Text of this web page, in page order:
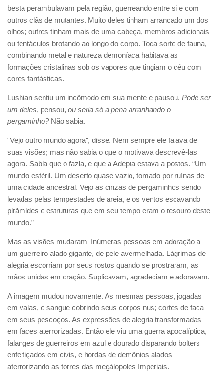
besta perambulavam pela região, guerreando entre si e com
outros clãs de mutantes. Muito deles tinham arrancado um dos
olhos; outros tinham mais de uma cabeça, membros adicionais
ou tentáculos brotando ao longo do corpo. Toda sorte de fauna,
combinando metal e natureza demoníaca habitava as
formações cristalinas sob os vapores que tingiam o céu com
cores fantásticas.
Lushian sentiu um incômodo em sua mente e pausou. Pode ser
um deles, pensou, ou seria só a pena arranhando o
pergaminho? Não sabia.
“Vejo outro mundo agora”, disse. Nem sempre ele falava de
suas visões; mas não sabia o que o motivava descrevê-las
agora. Sabia que o fazia, e que a Adepta estava a postos. “Um
mundo estéril. Um deserto quase vazio, tomado por ruínas de
uma cidade ancestral. Vejo as cinzas de pergaminhos sendo
levadas pelas tempestades de areia, e os ventos escavando
pirâmides e estruturas que em seu tempo eram o tesouro deste
mundo.”
Mas as visões mudaram. Inúmeras pessoas em adoração a
um guerreiro alado gigante, de pele avermelhada. Lágrimas de
alegria escorriam por seus rostos quando se prostraram, as
mãos unidas em oração. Suplicavam, agradeciam e adoravam.
A imagem mudou novamente. As mesmas pessoas, jogadas
em valas, o sangue cobrindo seus corpos nus; cortes de faca
em seus pescoços. As expressões de alegria transformadas
em faces aterrorizadas. Então ele viu uma guerra apocalíptica,
falanges de guerreiros em azul e dourado disparando bolters
enfeitiçados em civis, e hordas de demônios alados
aterrorizando as torres das megálopoles Imperiais.